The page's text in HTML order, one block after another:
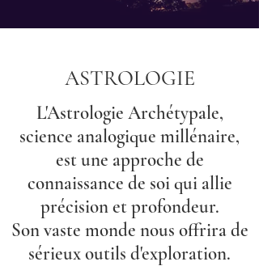
ASTROLOGIE
L'Astrologie Archétypale,
science analogique millénaire,
est une approche de
connaissance de soi qui allie
précision et profondeur.
Son vaste monde nous offrira de
sérieux outils d'exploration.